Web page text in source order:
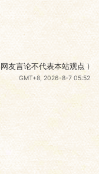
网友言论不代表本站观点 )
GMT+8, 2026-8-7 05:52